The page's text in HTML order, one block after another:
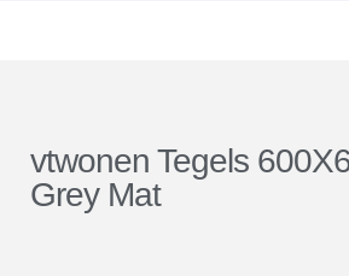
vtwonen Tegels
Grey Mat